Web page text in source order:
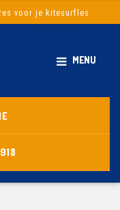
voor je kitesurfles
MENU